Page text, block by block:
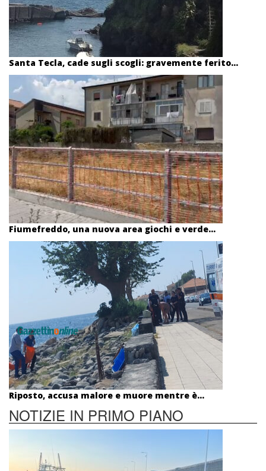
Santa Tecla, cade sugli scogli: gravemente ferito...
Fiumefreddo, una nuova area giochi e verde...
Riposto, accusa malore e muore mentre è...
NOTIZIE IN PRIMO PIANO